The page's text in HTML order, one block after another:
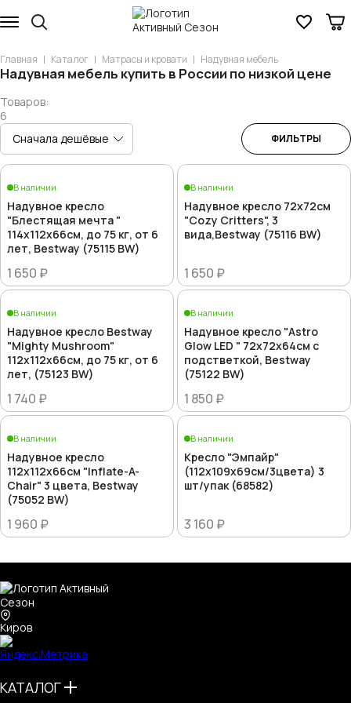
Главная Каталог Матрасы и кровати Надувная мебель
Надувная мебель купить в России по низкой цене
Товаров:
6
ФИЛЬТРЫ
В наличии
Надувное кресло
"Блестящая мечта "
114x112x66см, до 75 кг, от 6
лет, Bestway (75115 BW)
1 650 ₽
В наличии
Надувное кресло 72х72см
"Cozy Critters", 3
вида,Bestway (75116 BW)
1 650 ₽
В наличии
Надувное кресло Bestway
"Mighty Mushroom"
112x112x66см, до 75 кг, от 6
лет, (75123 BW)
1 740 ₽
В наличии
Надувное кресло "Astro
Glow LED " 72x72x64см с
подстветкой, Bestway
(75122 BW)
1 850 ₽
В наличии
Надувное кресло
112х112х66см "Inflate-A-
Chair" 3 цвета, Bestway
(75052 BW)
1 960 ₽
В наличии
Кресло "Эмпайр"
(112х109х69см/3цвета) 3
шт/упак (68582)
3 160 ₽
Киров
КАТАЛОГ